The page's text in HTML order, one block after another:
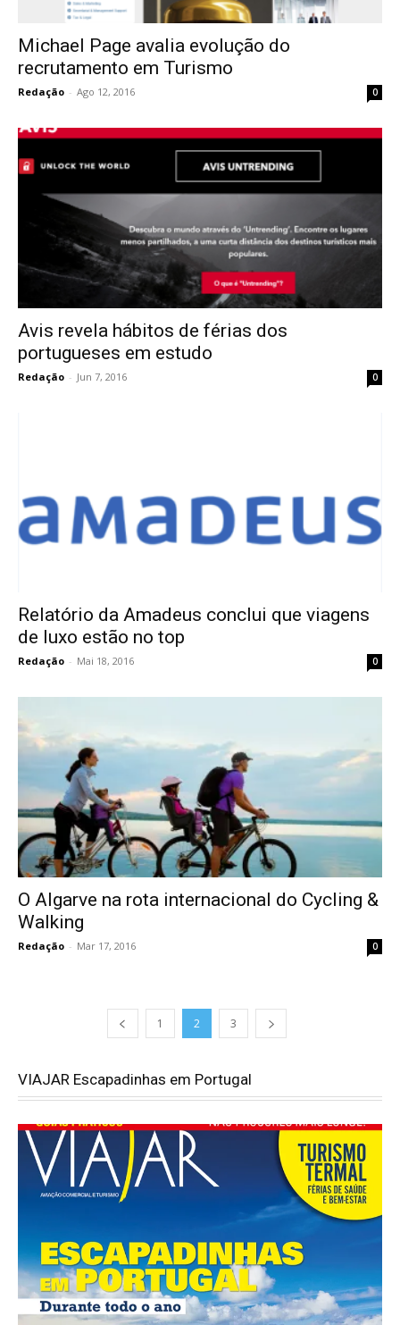
Michael Page avalia evolução do
recrutamento em Turismo
Redação - Ago 12, 2016 0
Avis revela hábitos de férias dos
portugueses em estudo
Redação - Jun 7, 2016 0
Relatório da Amadeus conclui que viagens
de luxo estão no top
Redação - Mai 18, 2016 0
O Algarve na rota internacional do Cycling &
Walking
Redação - Mar 17, 2016 0
1 2 3
VIAJAR Escapadinhas em Portugal